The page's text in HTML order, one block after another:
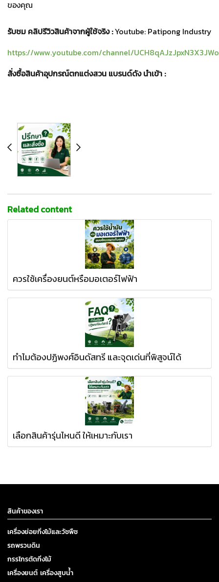
ของคุณ
รับชม คลิปรีวิวสินค้าจากผู้ใช้จริง :Youtube: Patipong Industry
https://www.youtube.com/channel/
สั่งซื้อสินค้าอุปกรณ์ตกแต่งสวน แบรนด์ดัง นำเข้า :
Related content
ควรใช้เครื่องยนต์หรือมอเตอร์ไฟฟ้า
ทำไมต้องปฏิพงศ์อินดัสทรี และจุดเด่นที่พิสูจน์ได้
เลือกสินค้ารุ่นไหนดี ให้เหมาะกับเรา
สินค้าของเรา
เครื่องย่อยกิ่งไม้และวัชพืช
รถพรวนดิน
กรรไกรตัดกิ่งไม้
เครื่องยนต์ เครื่องสูบน้ำ